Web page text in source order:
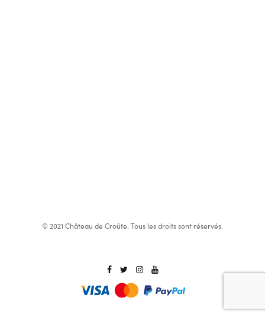
© 2021 Château de Croûte. Tous les droits sont réservés.